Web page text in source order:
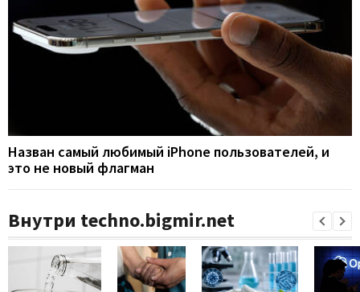
Назван самый любимый iPhone пользователей, и
это не новый флагман
Внутри techno.bigmir.net